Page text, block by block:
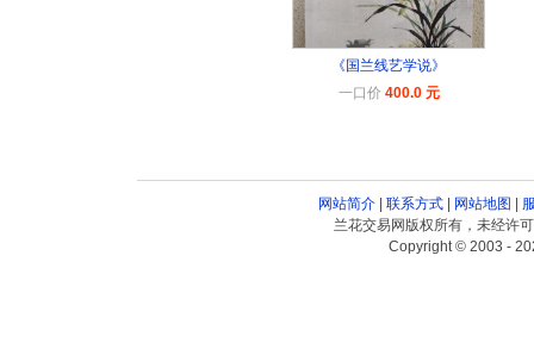
《国兰线艺学说》
一口价 400.0 元
网站简介| 联系方式| 网站地图 |
兰花交易网版权所有，未经许
Copyright © 2003 -